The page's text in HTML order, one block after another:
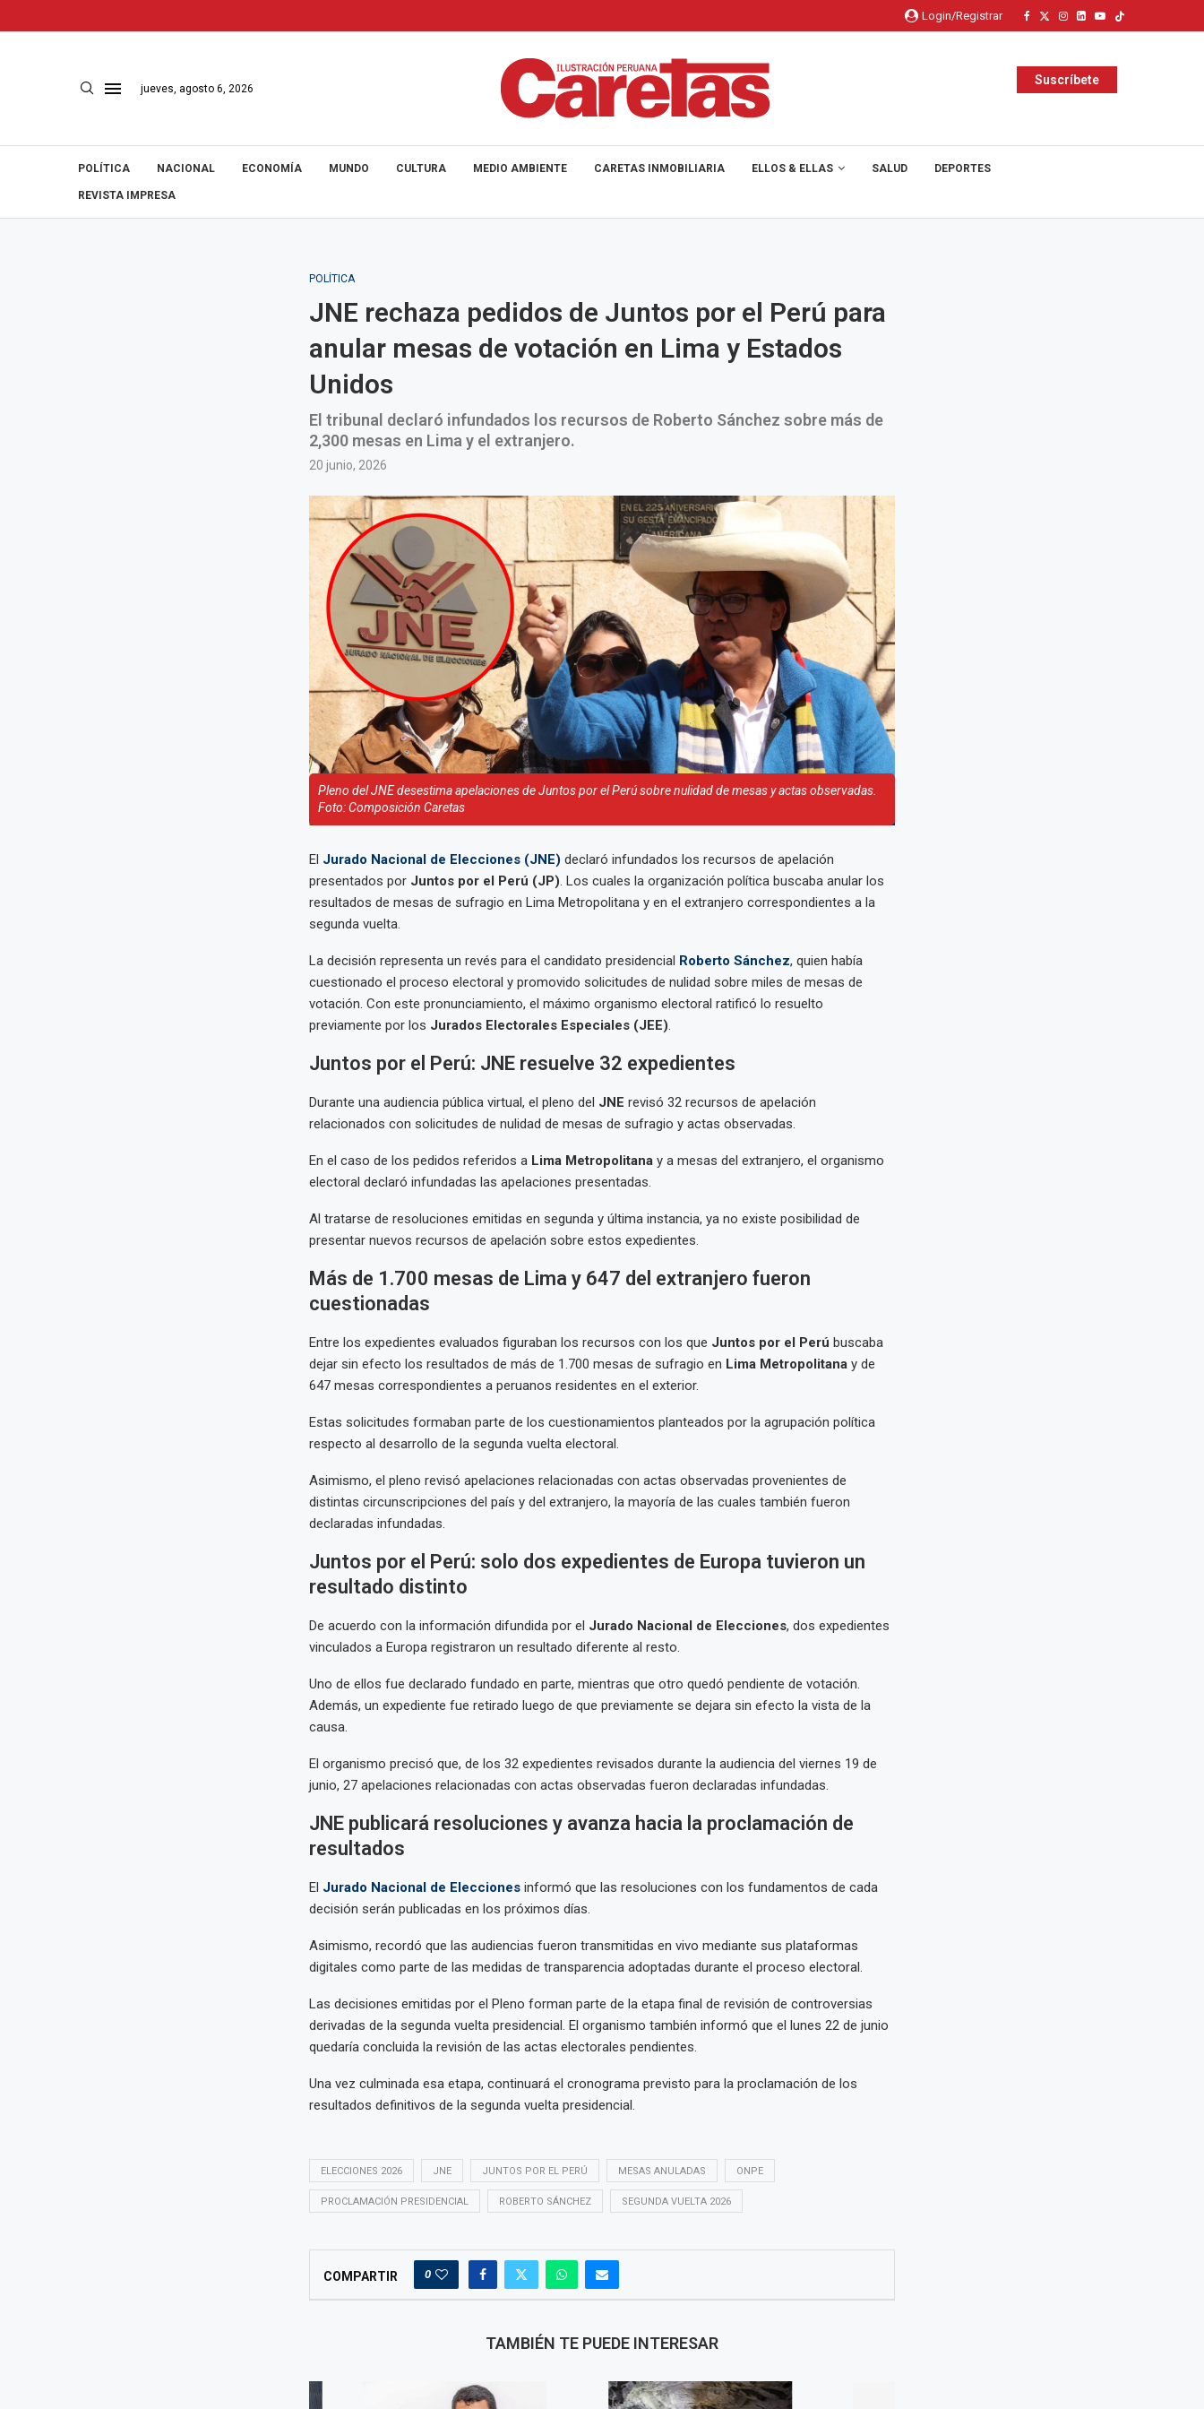
Login/Registrar
jueves, agosto 6, 2026
Suscríbete
POLÍTICA NACIONAL ECONOMÍA MUNDO CULTURA MEDIO AMBIENTE CARETAS INMOBILIARIA ELLOS & ELLAS SALUD DEPORTES
REVISTA IMPRESA
POLÍTICA
JNE rechaza pedidos de Juntos por el Perú para
anular mesas de votación en Lima y Estados
Unidos
El tribunal declaró infundados los recursos de Roberto Sánchez sobre más de
2,300 mesas en Lima y el extranjero.
20 junio, 2026
Pleno del JNE desestima apelaciones de Juntos por el Perú sobre nulidad de mesas y actas observadas.
Foto: Composición Caretas
El Jurado Nacional de Elecciones (JNE) declaró infundados los recursos de apelación
presentados porJuntos por el Perú (JP). Los cuales la organización política buscaba anular los
resultados de mesas de sufragio en Lima Metropolitana y en el extranjero correspondientes a la
segunda vuelta.
La decisión representa un revés para el candidato presidencial Roberto Sánchez, quien había
cuestionado el proceso electoral y promovido solicitudes de nulidad sobre miles de mesas de
votación. Con este pronunciamiento, el máximo organismo electoral ratificó lo resuelto
previamente por los Jurados Electorales Especiales (JEE).
Juntos por el Perú: JNE resuelve 32 expedientes
Durante una audiencia pública virtual, el pleno del JNE revisó 32 recursos de apelación
relacionados con solicitudes de nulidad de mesas de sufragio y actas observadas.
En el caso de los pedidos referidos aLima Metropolitanay a mesas del extranjero, el organismo
electoral declaró infundadas las apelaciones presentadas.
Al tratarse de resoluciones emitidas en segunda y última instancia, ya no existe posibilidad de
presentar nuevos recursos de apelación sobre estos expedientes.
Más de 1.700 mesas de Lima y 647 del extranjero fueron
cuestionadas
Entre los expedientes evaluados figuraban los recursos con los que Juntos por el Perú buscaba
dejar sin efecto los resultados de más de 1.700 mesas de sufragio en Lima Metropolitana y de
647 mesas correspondientes a peruanos residentes en el exterior.
Estas solicitudes formaban parte de los cuestionamientos planteados por la agrupación política
respecto al desarrollo de la segunda vuelta electoral.
Asimismo, el pleno revisó apelaciones relacionadas con actas observadas provenientes de
distintas circunscripciones del país y del extranjero, la mayoría de las cuales también fueron
declaradas infundadas.
Juntos por el Perú: solo dos expedientes de Europa tuvieron un
resultado distinto
De acuerdo con la información difundida por el Jurado Nacional de Elecciones, dos expedientes
vinculados a Europa registraron un resultado diferente al resto.
Uno de ellos fue declarado fundado en parte, mientras que otro quedó pendiente de votación.
Además, un expediente fue retirado luego de que previamente se dejara sin efecto la vista de la
causa.
El organismo precisó que, de los 32 expedientes revisados durante la audiencia del viernes 19 de
junio, 27 apelaciones relacionadas con actas observadas fueron declaradas infundadas.
JNE publicará resoluciones y avanza hacia la proclamación de
resultados
El Jurado Nacional de Eleccionesinformó que las resoluciones con los fundamentos de cada
decisión serán publicadas en los próximos días.
Asimismo, recordó que las audiencias fueron transmitidas en vivo mediante sus plataformas
digitales como parte de las medidas de transparencia adoptadas durante el proceso electoral.
Las decisiones emitidas por el Pleno forman parte de la etapa final de revisión de controversias
derivadas de la segunda vuelta presidencial. El organismo también informó que el lunes 22 de junio
quedaría concluida la revisión de las actas electorales pendientes.
Una vez culminada esa etapa, continuará el cronograma previsto para la proclamación de los
resultados definitivos de la segunda vuelta presidencial.
ELECCIONES 2026 JNE JUNTOS POR EL PERÚ MESAS ANULADAS ONPE
PROCLAMACIÓN PRESIDENCIAL ROBERTO SÁNCHEZ SEGUNDA VUELTA 2026
COMPARTIR 0
TAMBIÉN TE PUEDE INTERESAR